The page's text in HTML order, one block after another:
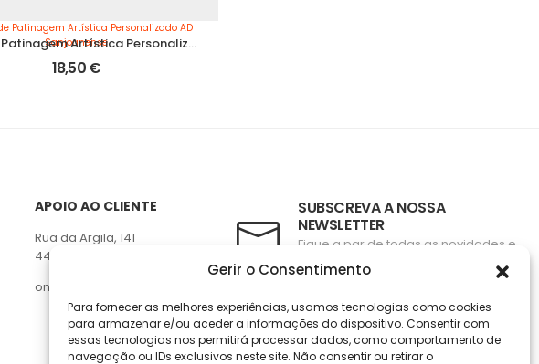
Gerir o Consentimento
Para fornecer as melhores experiências, usamos tecnologias como cookies
para armazenar e/ou aceder a informações do dispositivo. Consentir com
essas tecnologias nos permitirá processar dados, como comportamento de
navegação ou IDs exclusivos neste site. Não consentir ou retirar o
Pólo de Patinagem Artística Personalizado AD Sanjoanense
18,50€
APOIO AO CLIENTE
Rua da Argila, 141
4445-027 Alfena
online@geracaoaudaciosa.pt
SUBSCREVA A NOSSA
NEWSLETTER
Fique a par de todas as novidades e
promoções!
SUBSCREVER